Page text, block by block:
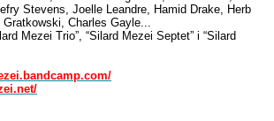
Stevens, Joelle Leandre, Hamid Drake, Herb
Gratkowski, Charles Gayle...
Mezei Trio”, “Silard Mezei Septet” i “Silard